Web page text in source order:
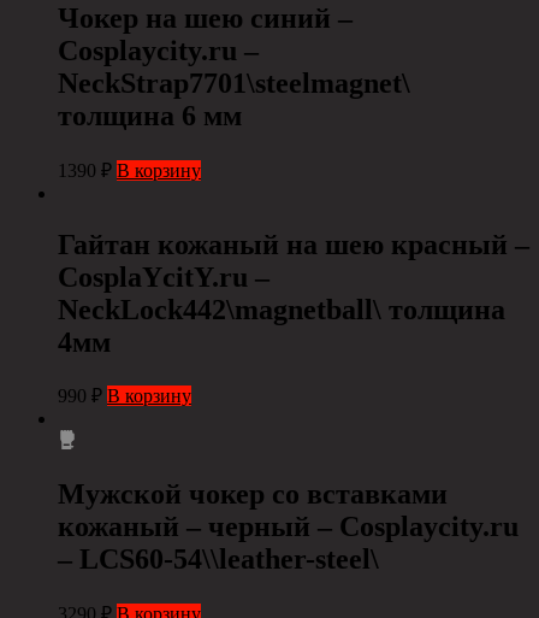
Чокер на шею синий –
Cosplaycity.ru –
NeckStrap7701\steelmagnet\
толщина 6 мм
1390 ₽ В корзину
Гайтан кожаный на шею красный –
CosplaYcitY.ru –
NeckLock442\magnetball\ толщина
4мм
990 ₽ В корзину
Мужской чокер со вставками
кожаный – черный – Сosplaycity.ru
– LCS60-54\\leather-steel\